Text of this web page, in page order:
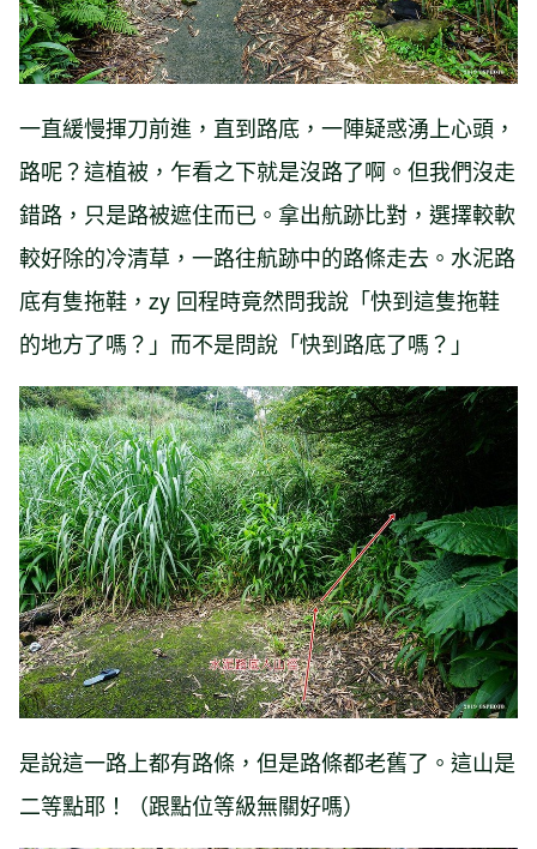
一直緩慢揮刀前進，直到路底，一陣疑惑湧上心頭，
路呢？這植被，乍看之下就是沒路了啊。但我們沒走
錯路，只是路被遮住而已。拿出航跡比對，選擇較軟
較好除的冷清草，一路往航跡中的路條走去。水泥路
底有隻拖鞋，zy 回程時竟然問我說「快到這隻拖鞋
的地方了嗎？」而不是問說「快到路底了嗎？」
是說這一路上都有路條，但是路條都老舊了。這山是
二等點耶！（跟點位等級無關好嗎）